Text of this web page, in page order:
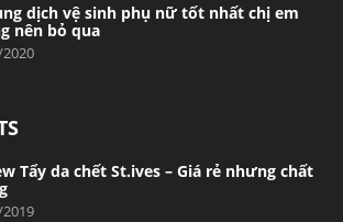
dịch vệ sinh phụ nữ tốt nhất chị em
nên bỏ qua
Tẩy da chết St.ives – Giá rẻ nhưng chất